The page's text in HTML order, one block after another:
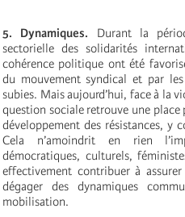
5. Dynamiques. Durant la
sectorielle des solidarités
cohérence politique ont été
du mouvement syndical et par
subies. Mais aujourd’hui, face à la
question sociale retrouve une place
développement des résistances, y
Cela n’amoindrit en rien
démocratiques, culturels,
effectivement contribuer à
dégager des dynamiques
mobilisation.